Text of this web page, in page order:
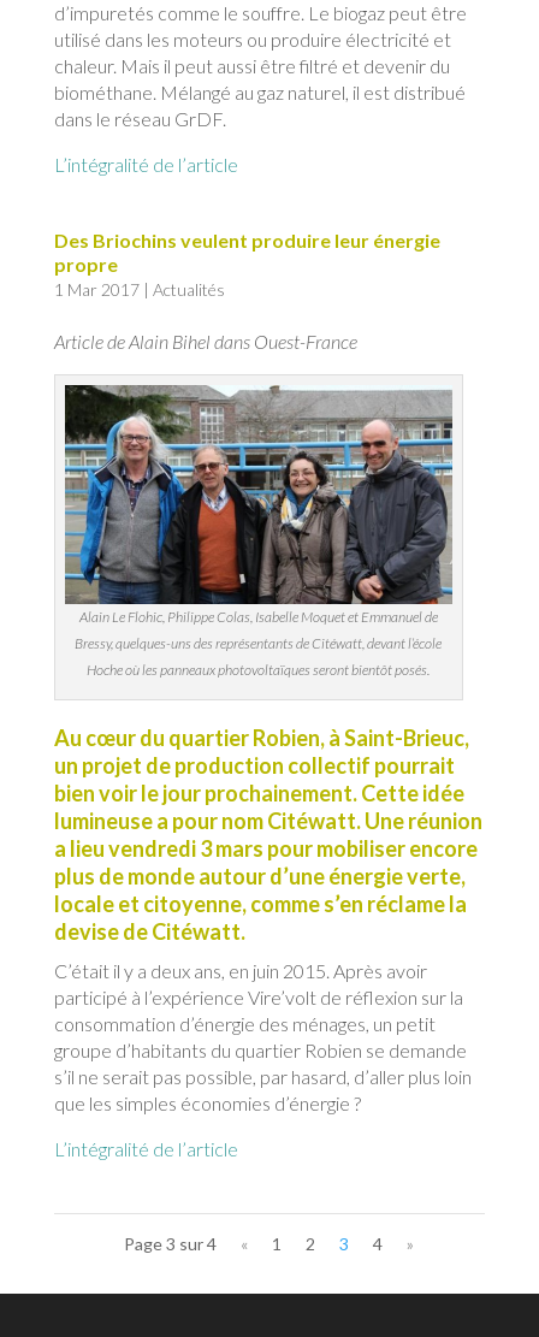
d’impuretés comme le souffre. Le biogaz peut être
utilisé dans les moteurs ou produire électricité et
chaleur. Mais il peut aussi être filtré et devenir du
biométhane. Mélangé au gaz naturel, il est distribué
dans le réseau GrDF.
L’intégralité de l’article
Des Briochins veulent produire leur énergie
propre
1 Mar 2017| Actualités
Article de Alain Bihel dans Ouest-France
Alain Le Flohic, Philippe Colas, Isabelle Moquet et Emmanuel de
Bressy, quelques-uns des représentants de Citéwatt, devant l’école
Hoche où les panneaux photovoltaïques seront bientôt posés.
Au cœur du quartier Robien, à Saint-Brieuc,
un projet de production collectif pourrait
bien voir le jour prochainement. Cette idée
lumineuse a pour nom Citéwatt. Une réunion
a lieu vendredi 3 mars pour mobiliser encore
plus de monde autour d’une énergie verte,
locale et citoyenne, comme s’en réclame la
devise de Citéwatt.
C’était il y a deux ans, en juin 2015. Après avoir
participé à l’expérience Vire’volt de réflexion sur la
consommation d’énergie des ménages, un petit
groupe d’habitants du quartier Robien se demande
s’il ne serait pas possible, par hasard, d’aller plus loin
que les simples économies d’énergie ?
L’intégralité de l’article
Page 3 sur 4 « 1 2 3 4 »